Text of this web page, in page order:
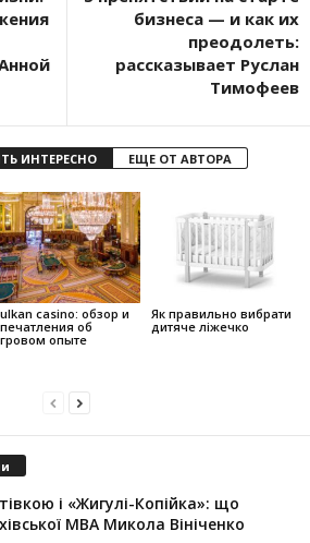
бизнеса — и как их
преодолеть:
рассказывает Руслан
Тимофеев
ИНТЕРЕСНО ЕЩЕ ОТ АВТОРА
casino: обзор и
об
опыте
Як правильно вибрати
дитяче ліжечко
і «Жигулі-Копійка»: що
МВА Микола Вініченко